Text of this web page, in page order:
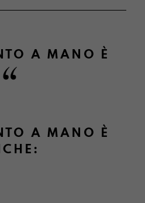
A MANO È
A MANO È